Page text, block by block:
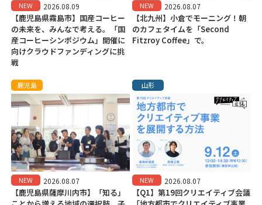
NEW 2026.08.09
【鹿児島県霧島市】国産コーヒー
の未来を、みんなで考える。「国
産コーヒーシンポジウム」開催に
向けクラウドファンディングに挑
戦
NEW 2026.08.07
【北九州】小倉でモーニング！朝
のカフェタイムを「Second
Fitzroy Coffee」で。
鹿児島
NEW 2026.08.07
【鹿児島県薩摩川内市】「知る」
山形
NEW 2026.08.07
【Q1】第19回クリエイティブ会議